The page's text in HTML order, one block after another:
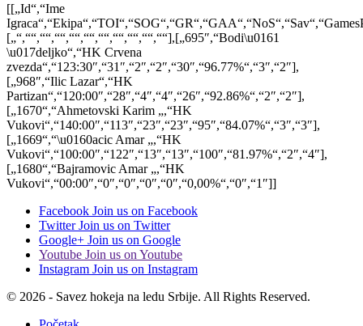
[[„Id“,“Ime
[„“,““,““,““,““,““,““,““,““,““,““],[„695″,“Bodi\u0161
\u017deljko“,“HK Crvena
zvezda“,“123:30″,“31″,“2″,“2″,“30″,“96.77%“,“3″,“2″],
[„968″,“Ilic Lazar“,“HK
Partizan“,“120:00″,“28″,“4″,“4″,“26″,“92.86%“,“2″,“2″],
[„1670“,“Ahmetovski Karim „,“HK
Vukovi“,“140:00″,“113″,“23″,“23″,“95″,“84.07%“,“3″,“3″],
[„1669“,“\u0160acic Amar „,“HK
Vukovi“,“100:00″,“122″,“13″,“13″,“100″,“81.97%“,“2″,“4″],
[„1680“,“Bajramovic Amar „,“HK
Vukovi“,“00:00″,“0″,“0″,“0″,“0″,“0,00%“,“0″,“1″]]
Facebook Join us on Facebook
Twitter Join us on Twitter
Google+ Join us on Google
Youtube Join us on Youtube
Instagram Join us on Instagram
© 2026 - Savez hokeja na ledu Srbije. All Rights Reserved.